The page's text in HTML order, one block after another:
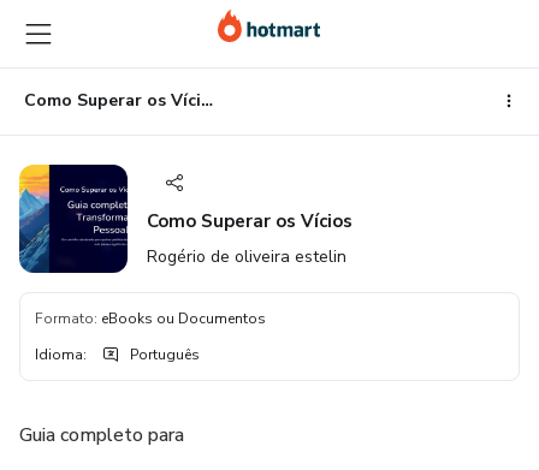
para
o
conteúdo
principal
para
o
pagamento
para
o
rodapé
Como Superar os Vícios
Como Superar os Vícios
Rogério de oliveira estelin
Formato: eBooks ou Documentos
Idioma: Português
Guia completo para